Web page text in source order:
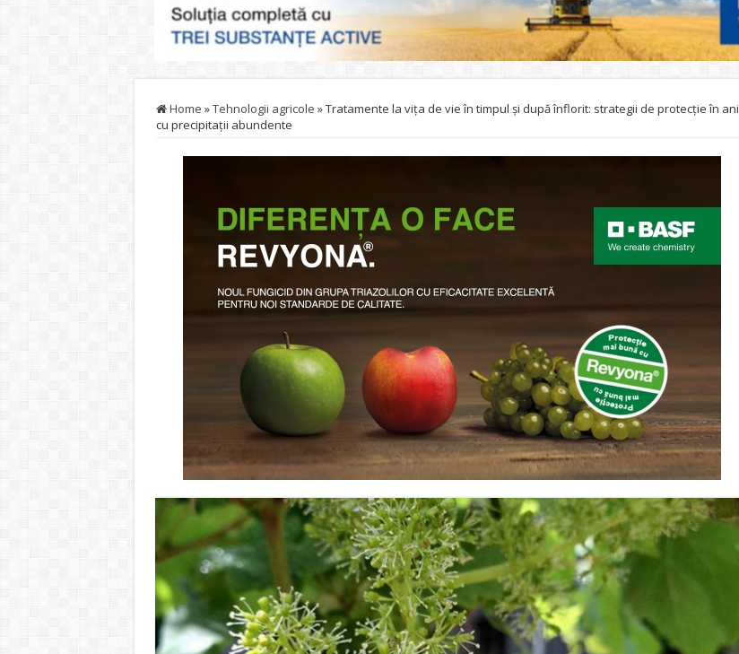
Home »Tehnologii agricole »Tratamente la vița de vie în timpul și după înflorit: strategii de protecție în ani
cu precipitații abundente